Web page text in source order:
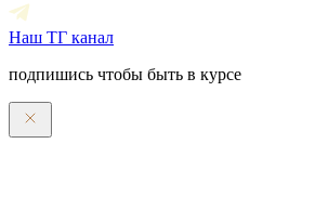
Наш ТГ канал
подпишись чтобы быть в курсе